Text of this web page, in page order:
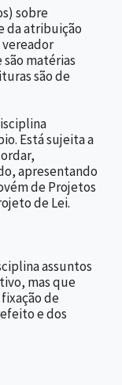
sobre
da atribuição
matérias
são de
Está sujeita a
apresentando
de Projetos
de Lei.
assuntos
mas que
de
e dos